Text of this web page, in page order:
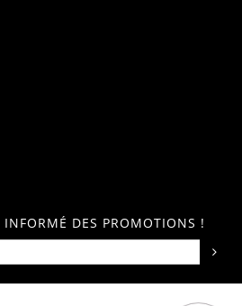
INFORMÉ DES PROMOTIONS !